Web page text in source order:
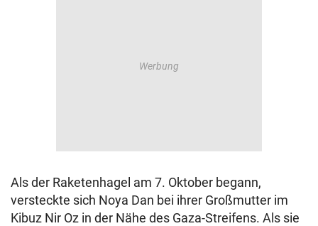
Als der Raketenhagel am 7. Oktober begann,
versteckte sich Noya Dan bei ihrer Großmutter im
Kibuz Nir Oz in der Nähe des Gaza-Streifens. Als sie